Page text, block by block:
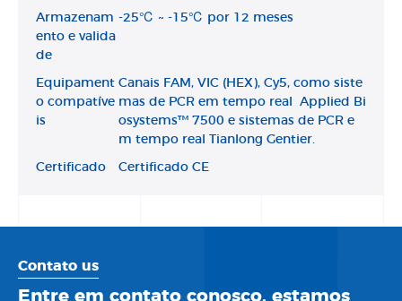
Armazenam
ento e valida
de
-25℃ ~ -15℃ por 12 meses
Equipament
o compatíve
is
Canais FAM, VIC (HEX), Cy5, como siste
mas de PCR em tempo real Applied Bi
osystems™ 7500 e sistemas de PCR e
m tempo real Tianlong Gentier.
Certificado Certificado CE
Contato us
Entre em contato conosco, estamos